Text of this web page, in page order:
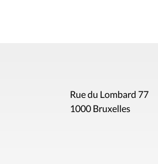
Rue du Lombard 77
1000 Bruxelles